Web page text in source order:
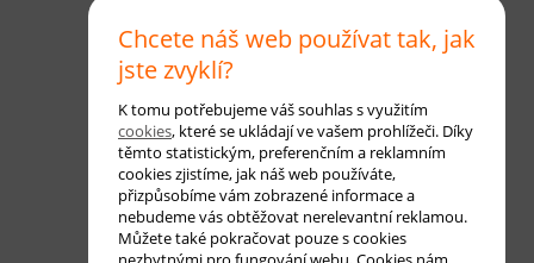
Chcete náš web používat tak, jak
jste zvyklí?
K tomu potřebujeme váš souhlas s využitím
cookies, které se ukládají ve vašem prohlížeči. Díky
těmto statistickým, preferenčním a reklamním
cookies zjistíme, jak náš web používáte,
přizpůsobíme vám zobrazené informace a
nebudeme vás obtěžovat nerelevantní reklamou.
Můžete také pokračovat pouze s cookies